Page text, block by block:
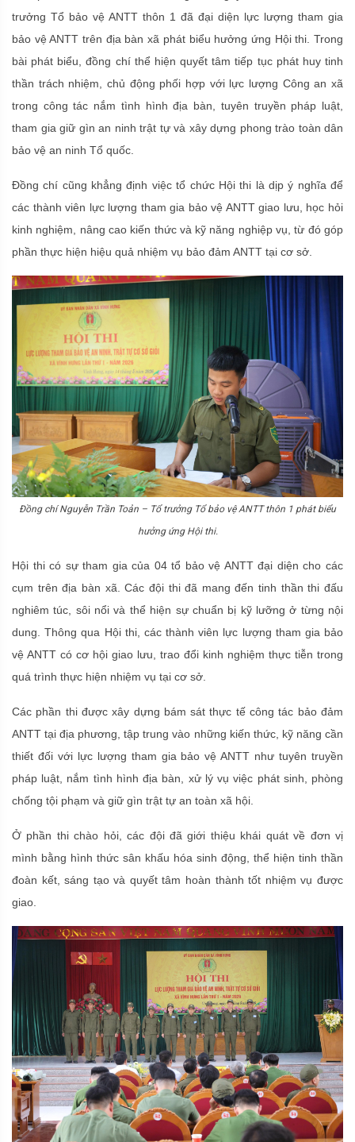
trưởng Tổ bảo vệ ANTT thôn 1 đã đại diện lực lượng tham gia
bảo vệ ANTT trên địa bàn xã phát biểu hưởng ứng Hội thi. Trong
bài phát biểu, đồng chí thể hiện quyết tâm tiếp tục phát huy tinh
thần trách nhiệm, chủ động phối hợp với lực lượng Công an xã
trong công tác nắm tình hình địa bàn, tuyên truyền pháp luật,
tham gia giữ gìn an ninh trật tự và xây dựng phong trào toàn dân
bảo vệ an ninh Tổ quốc.
Đồng chí cũng khẳng định việc tổ chức Hội thi là dịp ý nghĩa để
các thành viên lực lượng tham gia bảo vệ ANTT giao lưu, học hỏi
kinh nghiệm, nâng cao kiến thức và kỹ năng nghiệp vụ, từ đó góp
phần thực hiện hiệu quả nhiệm vụ bảo đảm ANTT tại cơ sở.
Đồng chí Nguyễn Trần Toản – Tổ trưởng Tổ bảo vệ ANTT thôn 1 phát biểu
hưởng ứng Hội thi.
Hội thi có sự tham gia của 04 tổ bảo vệ ANTT đại diện cho các
cụm trên địa bàn xã. Các đội thi đã mang đến tinh thần thi đấu
nghiêm túc, sôi nổi và thể hiện sự chuẩn bị kỹ lưỡng ở từng nội
dung. Thông qua Hội thi, các thành viên lực lượng tham gia bảo
vệ ANTT có cơ hội giao lưu, trao đổi kinh nghiệm thực tiễn trong
quá trình thực hiện nhiệm vụ tại cơ sở.
Các phần thi được xây dựng bám sát thực tế công tác bảo đảm
ANTT tại địa phương, tập trung vào những kiến thức, kỹ năng cần
thiết đối với lực lượng tham gia bảo vệ ANTT như tuyên truyền
pháp luật, nắm tình hình địa bàn, xử lý vụ việc phát sinh, phòng
chống tội phạm và giữ gìn trật tự an toàn xã hội.
Ở phần thi chào hỏi, các đội đã giới thiệu khái quát về đơn vị
mình bằng hình thức sân khấu hóa sinh động, thể hiện tinh thần
đoàn kết, sáng tạo và quyết tâm hoàn thành tốt nhiệm vụ được
giao.